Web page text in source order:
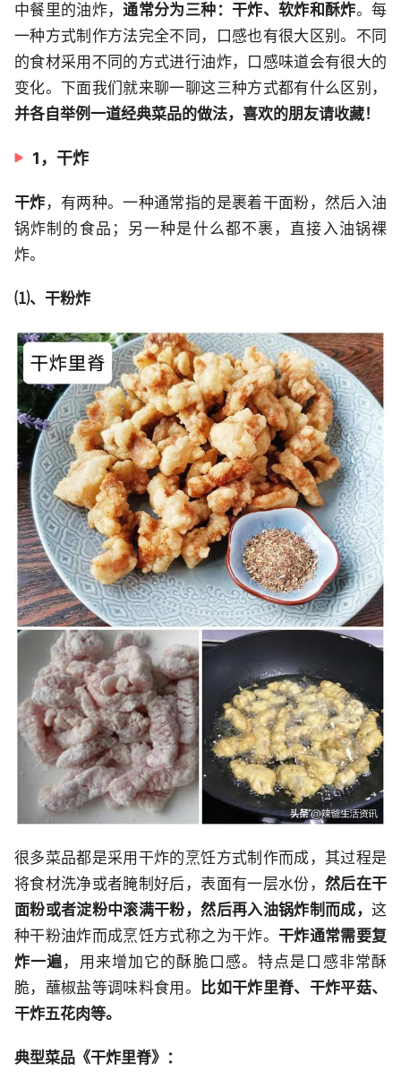
中餐里的油炸，通常分为三种：干炸、软炸和酥炸。每
一种方式制作方法完全不同，口感也有很大区别。不同
的食材采用不同的方式进行油炸，口感味道会有很大的
变化。下面我们就来聊一聊这三种方式都有什么区别，
并各自举例一道经典菜品的做法，喜欢的朋友请收藏！
1，干炸
干炸 ，有两种。一种通常指的是裹着干面粉，然后入油
锅炸制的食品；另一种是什么都不裹，直接入油锅裸
炸。
⑴、干粉炸
很多菜品都是采用干炸的烹饪方式制作而成，其过程是
将食材洗净或者腌制好后，表面有一层水份， 然后在干
面粉或者淀粉中滚满干粉，然后再入油锅炸制而成， 这
种干粉油炸而成烹饪方式称之为干炸。 干炸通常需要复
炸一遍 ，用来增加它的酥脆口感。特点是口感非常酥
脆，蘸椒盐等调味料食用。
比如干炸里脊、干炸平菇、
干炸五花肉等。
典型菜品《干炸里脊》：